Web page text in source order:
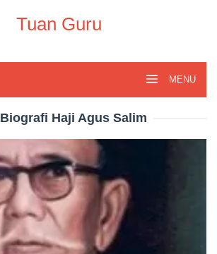
Tuan Guru
MENU
Biografi Haji Agus Salim